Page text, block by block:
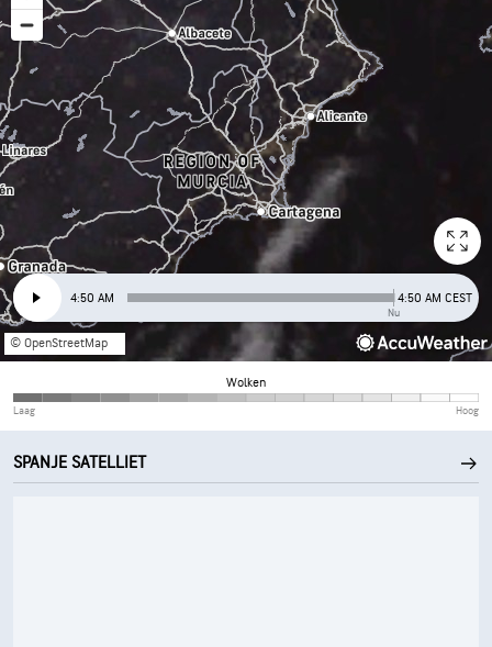
4:50 AM
Nu
4:50 AM CEST
© OpenStreetMap
Wolken
Laag Hoog
SPANJE SATELLIET